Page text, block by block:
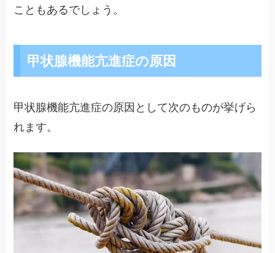
こともあるでしょう。
甲状腺機能亢進症の原因
甲状腺機能亢進症の原因として次のものが挙げら
れます。